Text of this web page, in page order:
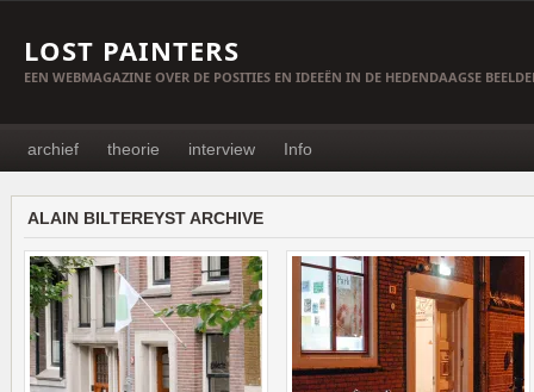
LOST PAINTERS
EEN WEBMAGAZINE OVER DE POSITIES EN IDEEËN IN DE HEDENDAAGSE
archief theorie interview Info
ALAIN BILTEREYST ARCHIVE